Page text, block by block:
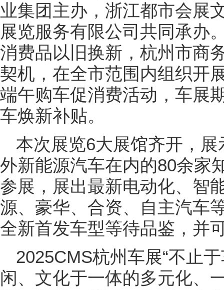
业集团主办，浙江都市会展
展览服务有限公司共同承办
消费品以旧换新，杭州市商
契机，在全市范围内组织开
端午购车促消费活动，车展
车焕新补贴。
本次展览6大展馆齐开，
外新能源汽车在内的80余家
参展，展出最新电动化、智
源、豪华、合资、自主汽车
全新首发车型等待品鉴，并
2025CMS杭州车展“不止
闲、文化于一体的多元化、